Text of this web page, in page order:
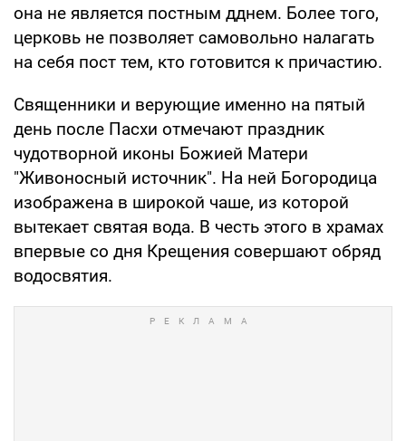
она не является постным дднем. Более того,
церковь не позволяет самовольно налагать
на себя пост тем, кто готовится к причастию.
Священники и верующие именно на пятый
день после Пасхи отмечают праздник
чудотворной иконы Божией Матери
"Живоносный источник". На ней Богородица
изображена в широкой чаше, из которой
вытекает святая вода. В честь этого в храмах
впервые со дня Крещения совершают обряд
водосвятия.